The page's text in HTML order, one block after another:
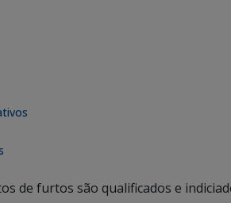
de furtos são qualificados e